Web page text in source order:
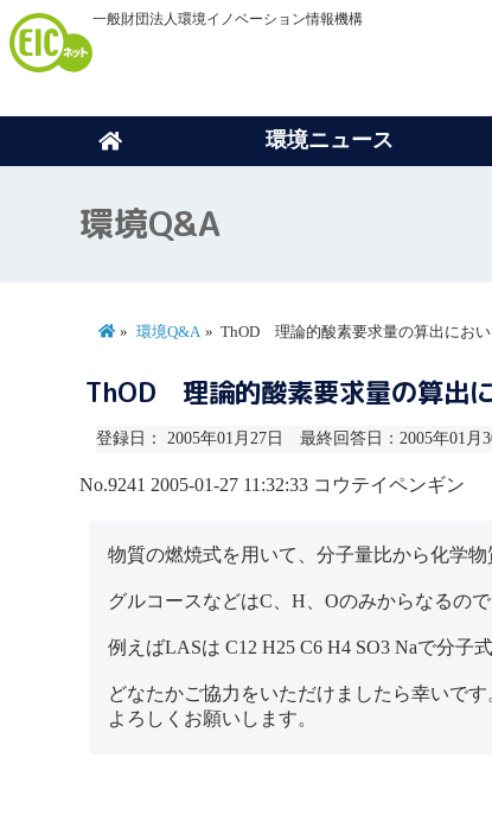
一般財団法人環境イノベーション情報機構
環境ニュース
環境Q&A
環境Q&A ThOD 理論的酸素要求量の算出におい
ThOD 理論的酸素要求量の算出
登録日： 2005年01月27日 最終回答日：2005年01月
No.9241 2005-01-27 11:32:33 コウテイペンギン
物質の燃焼式を用いて、分子量比から化学
グルコースなどはC、H、Oのみからなるの
例えばLASは C12 H25 C6 H4 SO3 Naで分子
どなたかご協力をいただけましたら幸いです
よろしくお願いします。